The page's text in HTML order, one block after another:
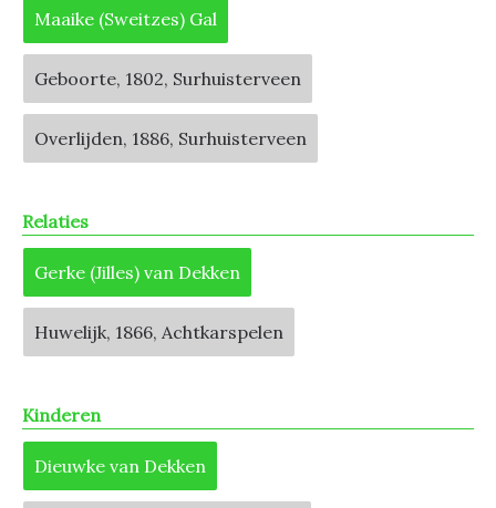
Maaike (Sweitzes) Gal
Geboorte, 1802, Surhuisterveen
Overlijden, 1886, Surhuisterveen
Relaties
Gerke (Jilles) van Dekken
Huwelijk, 1866, Achtkarspelen
Kinderen
Dieuwke van Dekken